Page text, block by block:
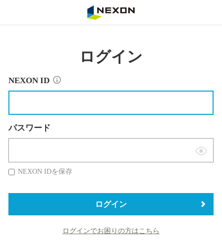
ログイン
NEXON ID
パスワード
表
替
NEXON IDを保存
ログイン
ログインでお困りの方はこちら